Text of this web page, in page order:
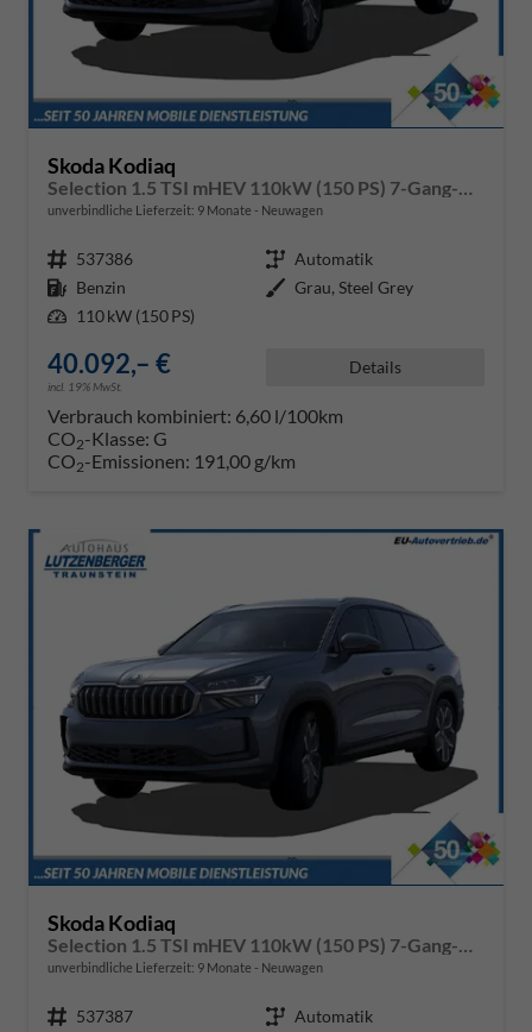
Skoda Kodiaq
unverbindliche Lieferzeit: 9 Monate Neuwagen
Fahrzeugnr. 537386 Getriebe Automatik
Kraftstoff Benzin Außenfarbe Grau, Steel Grey
Leistung 110 kW (150 PS)
40.092,– €
incl. 19% MwSt.
Details
Verbrauch kombiniert: 6,60 l/100km
CO2-Klasse: G
CO2-Emissionen: 191,00 g/km
Skoda Kodiaq
unverbindliche Lieferzeit: 9 Monate Neuwagen
Fahrzeugnr. 537387 Getriebe Automatik